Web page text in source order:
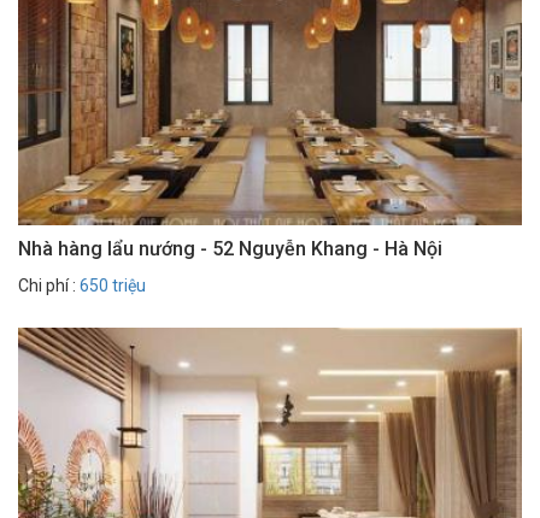
Nhà hàng lẩu nướng - 52 Nguyễn Khang - Hà Nội
Chi phí : 650 triệu